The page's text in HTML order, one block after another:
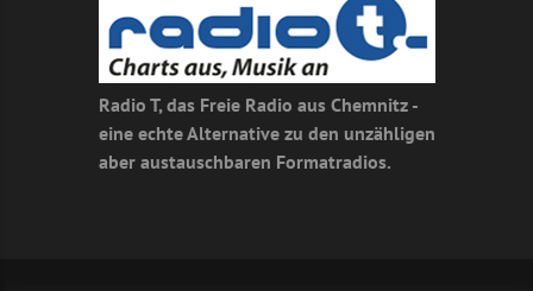
Radio T, das Freie Radio aus Chemnitz -
eine echte Alternative zu den unzähligen
aber austauschbaren Formatradios.